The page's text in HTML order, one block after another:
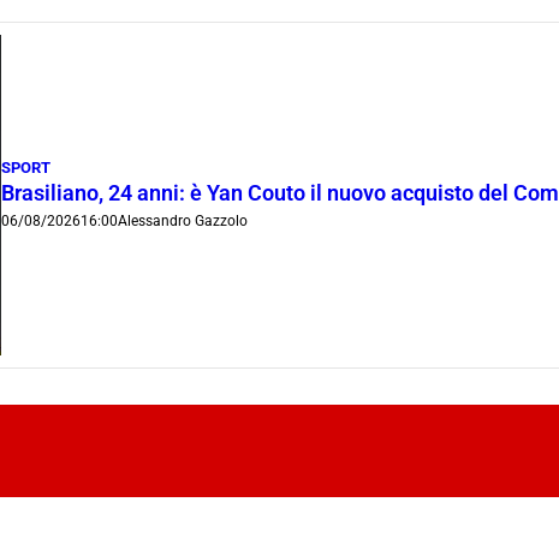
SPORT
Brasiliano, 24 anni: è Yan Couto il nuovo acquisto del
06/08/202616:00Alessandro Gazzolo